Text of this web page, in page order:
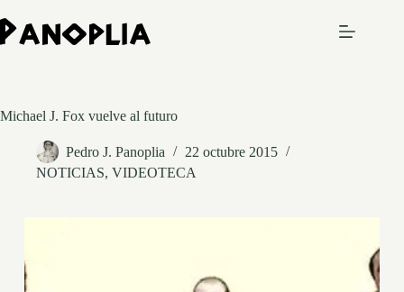
al
contenido
Michael J. Fox vuelve al futuro
Pedro J. Panoplia
22 octubre 2015
NOTICIAS, VIDEOTECA